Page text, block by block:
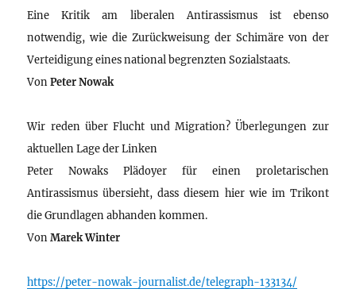
Eine Kritik am liberalen Antirassismus ist ebenso
notwendig, wie die Zurückweisung der Schimäre von der
Verteidigung eines national begrenzten Sozialstaats.
VonPeter Nowak
Wir reden über Flucht und Migration? Überlegungen zur
aktuellen Lage der Linken
Peter Nowaks Plädoyer für einen proletarischen
Antirassismus übersieht, dass diesem hier wie im Trikont
die Grundlagen abhanden kommen.
VonMarek Winter
https://peter-nowak-journalist.de/telegraph-133134/